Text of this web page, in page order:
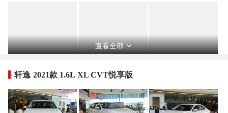
查看全部
轩逸 2021款 1.6L XL CVT悦享版